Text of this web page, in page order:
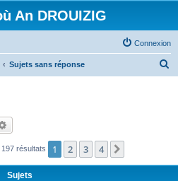
An DROUIZIG
Connexion
Sujets sans réponse
c
résultats 1 2 3 4
Sujets